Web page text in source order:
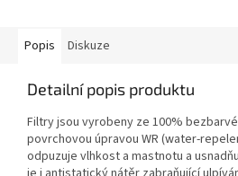
Popis Diskuze
Detailní popis produktu
Filtry jsou vyrobeny ze 100%
povrchovou úpravou WR (water-
odpuzuje vlhkost a mastnotu a